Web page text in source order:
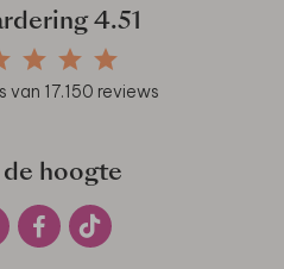
4.51
van 17.150 reviews
hoogte